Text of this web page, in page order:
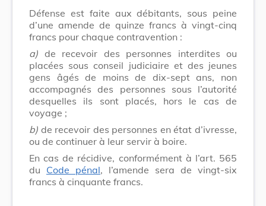
Défense est faite aux débitants, sous peine
d’une amende de quinze francs à vingt-cinq
francs pour chaque contravention :
a) de recevoir des personnes interdites ou
placées sous conseil judiciaire et des jeunes
gens âgés de moins de dix-sept ans, non
accompagnés des personnes sous l’autorité
desquelles ils sont placés, hors le cas de
voyage ;
b) de recevoir des personnes en état d’ivresse,
ou de continuer à leur servir à boire.
En cas de récidive, conformément à l’art. 565
du Code pénal, l’amende sera de vingt-six
francs à cinquante francs.